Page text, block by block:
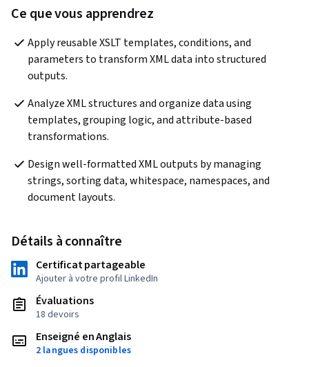
Ce que vous apprendrez
Apply reusable XSLT templates, conditions, and
parameters to transform XML data into structured
outputs.
Analyze XML structures and organize data using
templates, grouping logic, and attribute-based
transformations.
Design well-formatted XML outputs by managing
strings, sorting data, whitespace, namespaces, and
document layouts.
Détails à connaître
Certificat partageable
Ajouter à votre profil LinkedIn
Évaluations
18 devoirs
Enseigné en Anglais
2 langues disponibles